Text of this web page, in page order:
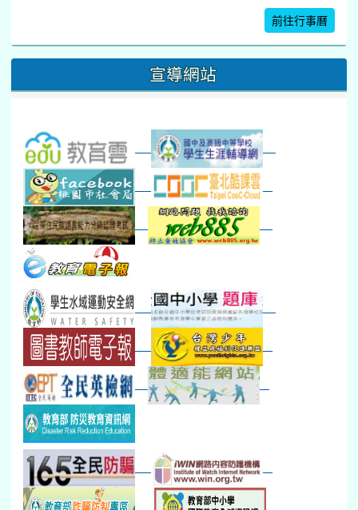
暑期體育育樂營結束
21 22
桃園市運動會
數感實驗夏令營(整天)
新生智力測驗補測(...
下午-新進教師研習
教師備課會議
新生訓練(整天)新生訓練(~12:00)
下午-校務會議14:00-
八九年級返校8-9
防災演練工作分配及...
30 31 2 3
本週_健康檢查週各班器材負責人訓練
發放班級書箱及晨讀...
技藝教育學程說明會...
12:30幹部訓練七年級新生健檢
本週_友善校園週收學生證、換補教科...
本週_圖書館開放借...
開學日
第一週
超額比序暨免試入學...
前往行事曆
宣導網站